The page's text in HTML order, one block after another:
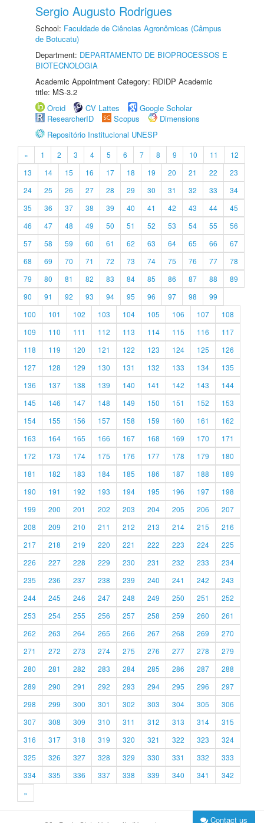
Sergio Augusto Rodrigues
School: Faculdade de Ciências Agronômicas (Câmpus
de Botucatu)
Department: DEPARTAMENTO DE BIOPROCESSOS E
BIOTECNOLOGIA
Academic Appointment Category: RDIDP Academic
title: MS-3.2
Orcid
CV Lattes
Google Scholar
ResearcherID
Scopus
Dimensions
Repositório Institucional UNESP
« 1 2 3 4 5 6 7 8 9 10 11
12
13
14 15 16 17 18 19 20 21 22
23
24
25 26 27 28 29 30 31 32 33
34
35
36 37 38 39 40 41 42 43 44
45
46
47 48 49 50 51 52 53 54 55
56
57
58 59 60 61 62 63 64 65 66
67
68
69 70 71 72 73 74 75 76 77
78
79
80 81 82 83 84 85 86 87 88
89
90
91 92 93 94 95 96 97 98
99
100
101 102 103 104 105 106 107
108
109
110 111 112 113 114 115 116
117
118
119 120 121 122 123 124 125
126
127
128 129 130 131 132 133 134
135
136
137 138 139 140 141 142 143
144
145
146 147 148 149 150 151 152
153
154
155 156 157 158 159 160 161
162
163
164 165 166 167 168 169 170
171
172
173 174 175 176 177 178 179
180
181
182 183 184 185 186 187 188
189
190
191 192 193 194 195 196 197
198
199
200 201 202 203 204 205 206
207
208
209 210 211 212 213 214 215
216
217
218 219 220 221 222 223 224
225
226
227 228 229 230 231 232 233
234
235
236 237 238 239 240 241 242
243
244
245 246 247 248 249 250 251
252
253
254 255 256 257 258 259 260
261
262
263 264 265 266 267 268 269
270
271
272 273 274 275 276 277 278
279
280
281 282 283 284 285 286 287
288
289
290 291 292 293 294 295 296
297
298
299 300 301 302 303 304 305
306
307
308 309 310 311 312 313 314
315
316
317 318 319 320 321 322 323
324
325
326 327 328 329 330 331 332
333
334
335 336 337 338 339 340 341
342
»
Contact us